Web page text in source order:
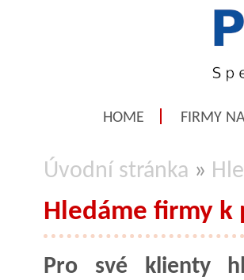
HOME FIRMY
Úvodní stránka »
Hledáme firmy k
Pro své klienty